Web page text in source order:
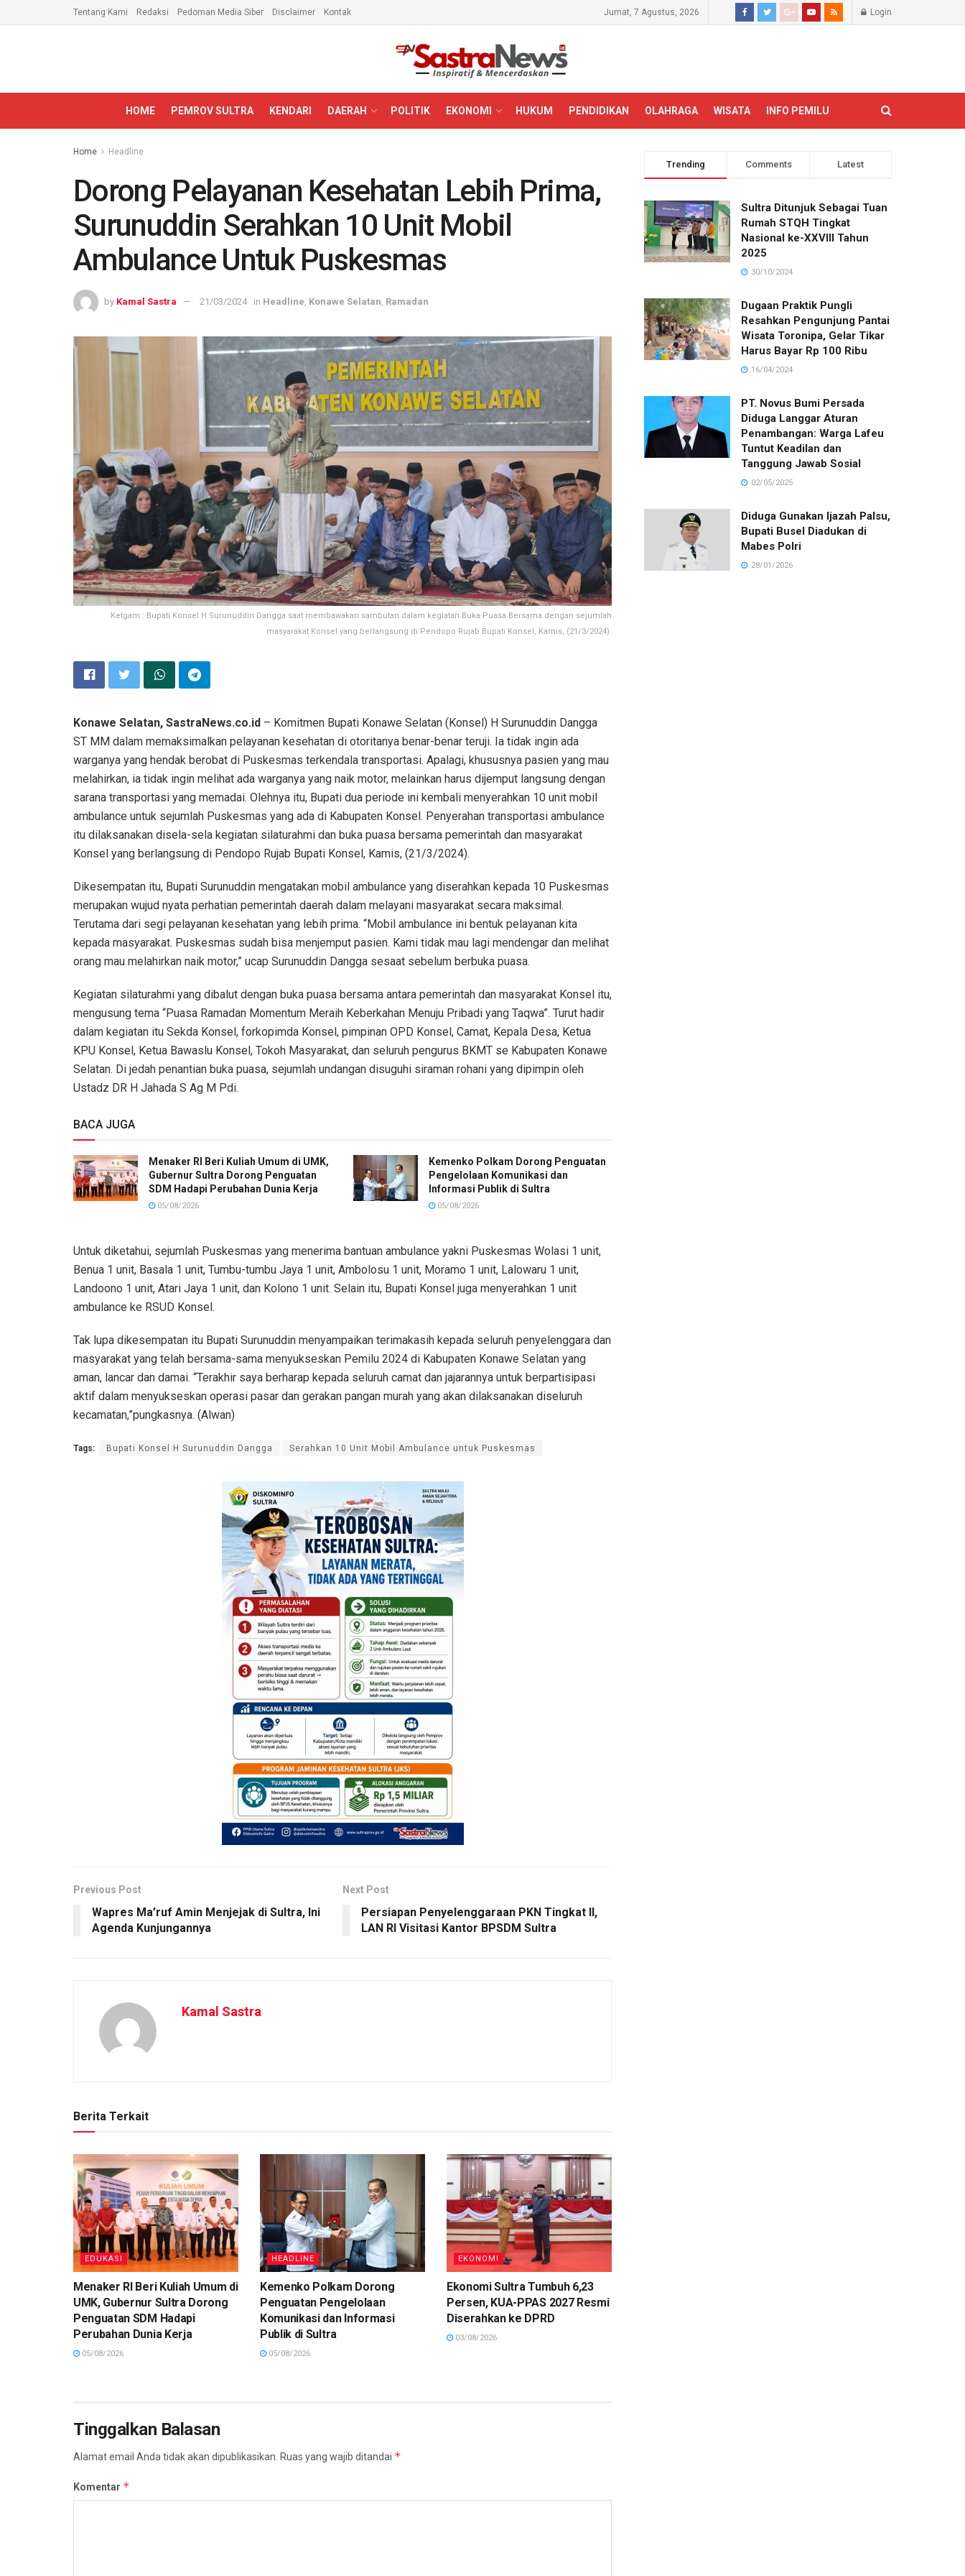
Tentang Kami Redaksi Pedoman Media Siber Disclaimer Kontak Jumat, 7 Agustus, 2026 Login
HOME PEMROV SULTRA KENDARI DAERAH POLITIK EKONOMI HUKUM PENDIDIKAN OLAHRAGA WISATA INFO PEMILU
Home Headline
Dorong Pelayanan Kesehatan Lebih Prima,
Surunuddin Serahkan 10 Unit Mobil
Ambulance Untuk Puskesmas
by Kamal Sastra 21/03/2024 in Headline Konawe Selatan Ramadan
Ketgam : Bupati Konsel H Surunuddin Dangga saat membawakan sambutan dalam kegiatan Buka Puasa Bersama dengan sejumlah
masyarakat Konsel yang berlangsung di Pendopo Rujab Bupati Konsel, Kamis, (21/3/2024).
Konawe Selatan, SastraNews.co.id – Komitmen Bupati Konawe Selatan (Konsel) H Surunuddin Dangga
ST MM dalam memaksimalkan pelayanan kesehatan di otoritanya benar-benar teruji. Ia tidak ingin ada
warganya yang hendak berobat di Puskesmas terkendala transportasi. Apalagi, khususnya pasien yang mau
melahirkan, ia tidak ingin melihat ada warganya yang naik motor, melainkan harus dijemput langsung dengan
sarana transportasi yang memadai. Olehnya itu, Bupati dua periode ini kembali menyerahkan 10 unit mobil
ambulance untuk sejumlah Puskesmas yang ada di Kabupaten Konsel. Penyerahan transportasi ambulance
itu dilaksanakan disela-sela kegiatan silaturahmi dan buka puasa bersama pemerintah dan masyarakat
Konsel yang berlangsung di Pendopo Rujab Bupati Konsel, Kamis, (21/3/2024).
Dikesempatan itu, Bupati Surunuddin mengatakan mobil ambulance yang diserahkan kepada 10 Puskesmas
merupakan wujud nyata perhatian pemerintah daerah dalam melayani masyarakat secara maksimal.
Terutama dari segi pelayanan kesehatan yang lebih prima. “Mobil ambulance ini bentuk pelayanan kita
kepada masyarakat. Puskesmas sudah bisa menjemput pasien. Kami tidak mau lagi mendengar dan melihat
orang mau melahirkan naik motor,” ucap Surunuddin Dangga sesaat sebelum berbuka puasa.
Kegiatan silaturahmi yang dibalut dengan buka puasa bersama antara pemerintah dan masyarakat Konsel itu,
mengusung tema “Puasa Ramadan Momentum Meraih Keberkahan Menuju Pribadi yang Taqwa”. Turut hadir
dalam kegiatan itu Sekda Konsel, forkopimda Konsel, pimpinan OPD Konsel, Camat, Kepala Desa, Ketua
KPU Konsel, Ketua Bawaslu Konsel, Tokoh Masyarakat, dan seluruh pengurus BKMT se Kabupaten Konawe
Selatan. Di jedah penantian buka puasa, sejumlah undangan disuguhi siraman rohani yang dipimpin oleh
Ustadz DR H Jahada S Ag M Pdi.
BACA JUGA
Menaker RI Beri Kuliah Umum di UMK,
Gubernur Sultra Dorong Penguatan
SDM Hadapi Perubahan Dunia Kerja
05/08/2026
Kemenko Polkam Dorong Penguatan
Pengelolaan Komunikasi dan
Informasi Publik di Sultra
05/08/2026
Untuk diketahui, sejumlah Puskesmas yang menerima bantuan ambulance yakni Puskesmas Wolasi 1 unit,
Benua 1 unit, Basala 1 unit, Tumbu-tumbu Jaya 1 unit, Ambolosu 1 unit, Moramo 1 unit, Lalowaru 1 unit,
Landoono 1 unit, Atari Jaya 1 unit, dan Kolono 1 unit. Selain itu, Bupati Konsel juga menyerahkan 1 unit
ambulance ke RSUD Konsel.
Tak lupa dikesempatan itu Bupati Surunuddin menyampaikan terimakasih kepada seluruh penyelenggara dan
masyarakat yang telah bersama-sama menyukseskan Pemilu 2024 di Kabupaten Konawe Selatan yang
aman, lancar dan damai. “Terakhir saya berharap kepada seluruh camat dan jajarannya untuk berpartisipasi
aktif dalam menyukseskan operasi pasar dan gerakan pangan murah yang akan dilaksanakan diseluruh
kecamatan,”pungkasnya. (Alwan)
Tags: Bupati Konsel H Surunuddin Dangga Serahkan 10 Unit Mobil Ambulance untuk Puskesmas
Previous Post
Wapres Ma’ruf Amin Menjejak di Sultra, Ini
Agenda Kunjungannya
Next Post
Persiapan Penyelenggaraan PKN Tingkat II,
LAN RI Visitasi Kantor BPSDM Sultra
Kamal Sastra
Berita Terkait
EDUKASI
Menaker RI Beri Kuliah Umum di
UMK, Gubernur Sultra Dorong
Penguatan SDM Hadapi
Perubahan Dunia Kerja
05/08/2026
HEADLINE
Kemenko Polkam Dorong
Penguatan Pengelolaan
Komunikasi dan Informasi
Publik di Sultra
05/08/2026
EKONOMI
Ekonomi Sultra Tumbuh 6,23
Persen, KUA-PPAS 2027 Resmi
Diserahkan ke DPRD
03/08/2026
Tinggalkan Balasan
Alamat email Anda tidak akan dipublikasikan. Ruas yang wajib ditandai *
Komentar *
Trending Comments Latest
Sultra Ditunjuk Sebagai Tuan
Rumah STQH Tingkat
Nasional ke-XXVIII Tahun
2025
30/10/2024
Dugaan Praktik Pungli
Resahkan Pengunjung Pantai
Wisata Toronipa, Gelar Tikar
Harus Bayar Rp 100 Ribu
16/04/2024
PT. Novus Bumi Persada
Diduga Langgar Aturan
Penambangan: Warga Lafeu
Tuntut Keadilan dan
Tanggung Jawab Sosial
02/05/2025
Diduga Gunakan Ijazah Palsu,
Bupati Busel Diadukan di
Mabes Polri
28/01/2026